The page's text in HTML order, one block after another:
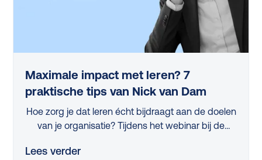
Maximale impact met leren? 7
praktische tips van Nick van Dam
Hoe zorg je dat leren écht bijdraagt aan de doelen
van je organisatie? Tijdens het webinar bij de
professor Nick van Dam 7 concrete tips die iedere
Lees verder